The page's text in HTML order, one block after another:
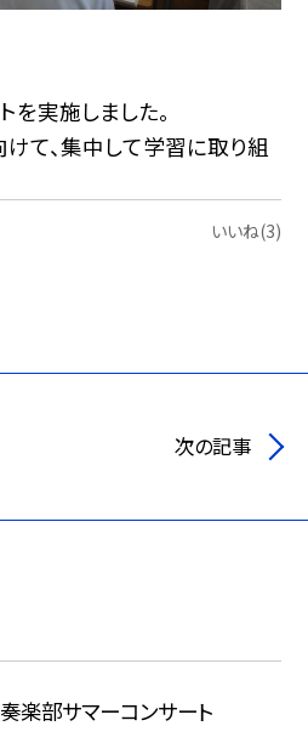
実施しました。
て、集中して学習に取り組
いいね(3)
次の記事
楽部サマーコンサート